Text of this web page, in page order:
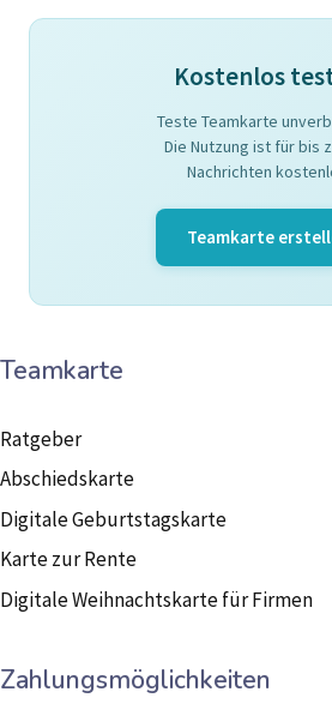
Kostenlos
Teste Teamkarte
Die Nutzung ist für bis
Nachrichten
Teamkarte
Teamkarte
Ratgeber
Abschiedskarte
Digitale Geburtstagskarte
Karte zur Rente
Digitale Weihnachtskarte für Firmen
Zahlungsmöglichkeiten